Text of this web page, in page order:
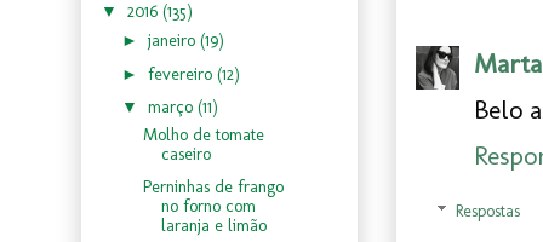
Belo
Respostas
▼ 2016 (135)
► janeiro (19)
► fevereiro (12)
▼ março (11)
Molho de tomate
caseiro
Perninhas de frango
no forno com
laranja e limão